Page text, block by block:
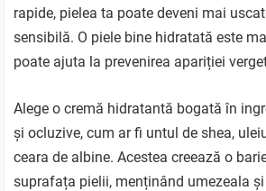
rapide, pielea ta poate deveni mai
sensibilă. O piele bine hidratată este
poate ajuta la prevenirea apariției
Alege o cremă hidratantă bogată în
și ocluzive, cum ar fi untul de shea,
ceara de albine. Acestea creează o
suprafața pielii, menținând umezeala